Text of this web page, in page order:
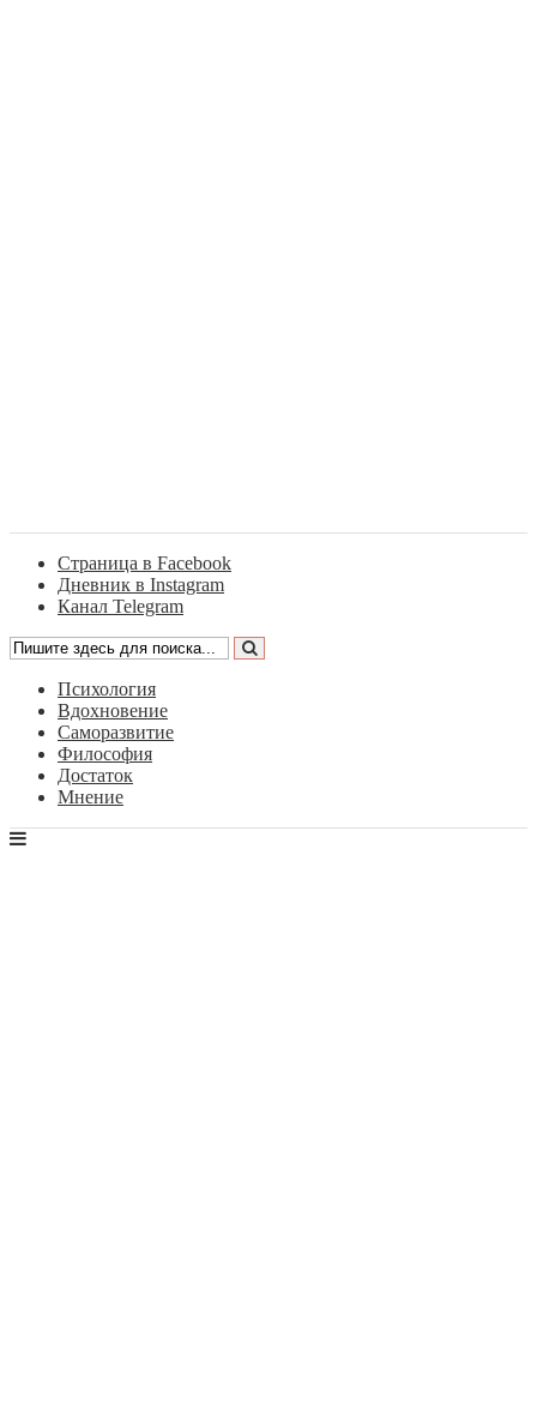
Страница в Facebook
Дневник в Instagram
Канал Telegram
Психология
Вдохновение
Саморазвитие
Философия
Достаток
Мнение